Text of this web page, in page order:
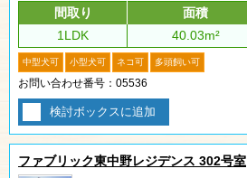
間取り
面積
1LDK
40.03m²
中型犬可 小型犬可 ネコ可 多頭飼い可
お問い合わせ番号：05536
検討ボックスに追加
ファブリック東中野レジデンス 302号室